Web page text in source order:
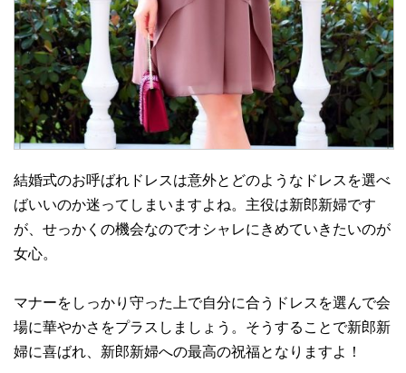
結婚式のお呼ばれドレスは意外とどのようなドレスを選べ
ばいいのか迷ってしまいますよね。主役は新郎新婦です
が、せっかくの機会なのでオシャレにきめていきたいのが
女心。
マナーをしっかり守った上で自分に合うドレスを選んで会
場に華やかさをプラスしましょう。そうすることで新郎新
婦に喜ばれ、新郎新婦への最高の祝福となりますよ！